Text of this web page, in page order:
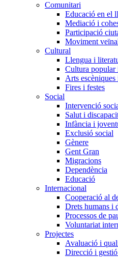
Comunitari
Educació en el
Mediació i
Participació
Moviment
Cultural
Llengua i
Cultura popular
Arts
Fires i festes
Social
Intervenció
Salut i
Infància i
Exclusió social
Gènere
Gent Gran
Migracions
Dependència
Educació
Internacional
Cooperació al
Drets humans i
Processos de
Voluntariat
Projectes
Avaluació i
Direcció i